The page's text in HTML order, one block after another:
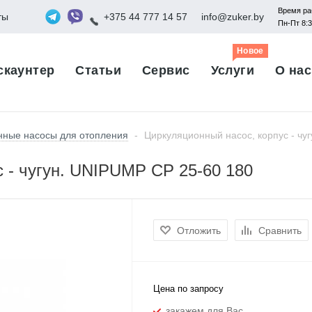
+375 44 777 14 57 info@zuker.by
Время
Пн-Пт
Статьи Сервис Услуги
Новое
О нас
насосы для отопления - Циркуляционный насос, корпус -
чугун. UNIPUMP CP 25-60 180
Отложить Сравнить
Цена по запросу